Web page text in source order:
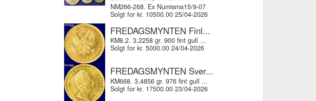
NM266-268. Ex Numisma15/9-07
Solgt for kr. 10500.00 25/04-2026
FREDAGSMYNTEN Finl...
KM8.2. 3,2258 gr. 900 fint gull ...
Solgt for kr. 5000.00 24/04-2026
FREDAGSMYNTEN Sver...
KM668. 3,4856 gr. 976 fint gull ...
Solgt for kr. 17500.00 23/04-2026